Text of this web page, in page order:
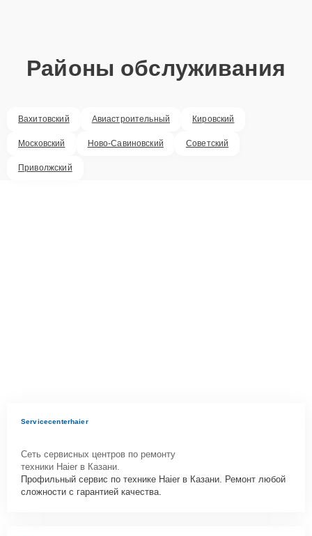
Районы обслуживания
Вахитовский Авиастроительный Кировский
Московский Ново-Савиновский Советский
Приволжский
Servicecenterhaier
Сеть сервисных центров по ремонту
техники Haier в Казани.
Профильный сервис по технике Haier в Казани. Ремонт любой
сложности с гарантией качества.